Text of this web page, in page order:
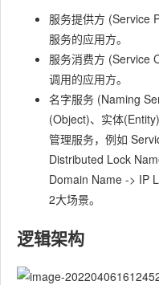
服务提供方 (Service
服务的应用方。
服务消费方 (Service
调用的应用方。
名字服务 (Naming
(Object)、实体
管理服务，例如
Distributed Lock
Domain Name -> IP
2大场景。
逻辑架构